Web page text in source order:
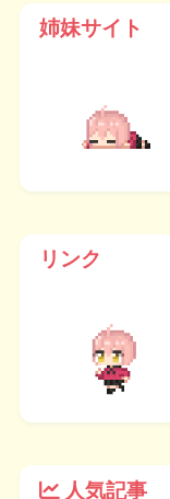
姉妹サイト
リンク
人気記事